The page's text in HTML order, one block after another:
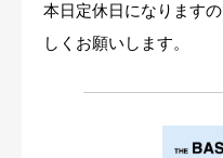
本日定休日になります
しくお願いします。
スタッフ紹介